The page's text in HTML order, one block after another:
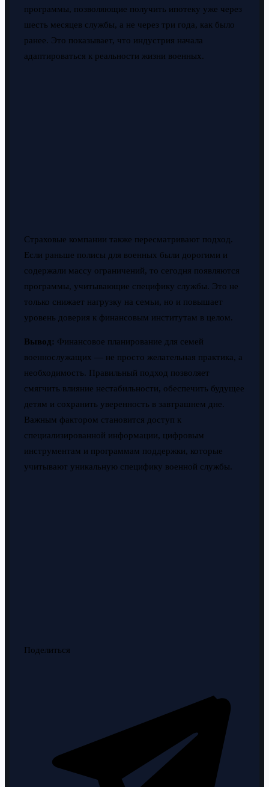
программы, позволяющие получить ипотеку уже через
шесть месяцев службы, а не через три года, как было
ранее. Это показывает, что индустрия начала
адаптироваться к реальности жизни военных.
Страховые компании также пересматривают подход.
Если раньше полисы для военных были дорогими и
содержали массу ограничений, то сегодня появляются
программы, учитывающие специфику службы. Это не
только снижает нагрузку на семьи, но и повышает
уровень доверия к финансовым институтам в целом.
Вывод: Финансовое планирование для семей
военнослужащих — не просто желательная практика, а
необходимость. Правильный подход позволяет
смягчить влияние нестабильности, обеспечить будущее
детям и сохранить уверенность в завтрашнем дне.
Важным фактором становится доступ к
специализированной информации, цифровым
инструментам и программам поддержки, которые
учитывают уникальную специфику военной службы.
Поделиться